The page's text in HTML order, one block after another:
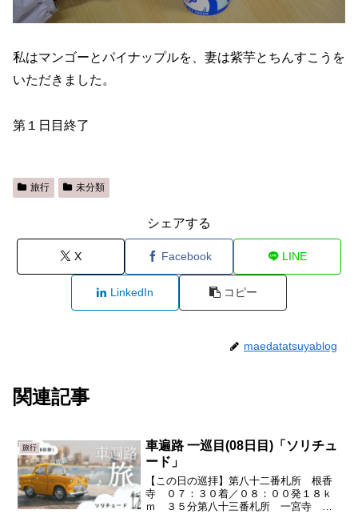
私はマンゴーとパイナップルを、妻は紫芋とちんすこうを
いただきました。
第１日目終了
旅行 未分類
シェアする
X Facebook LINE
LinkedIn コピー
maedatatsuyablog
関連記事
旅行
車遍路 一巡目(08日目)「ソリチュ
ード」
【この日の巡拝】第八十二番札所 根香
寺 ０７：３０着／０８：００発１８ｋ
ｍ ３５分第八十三番札所 一宮寺 ０